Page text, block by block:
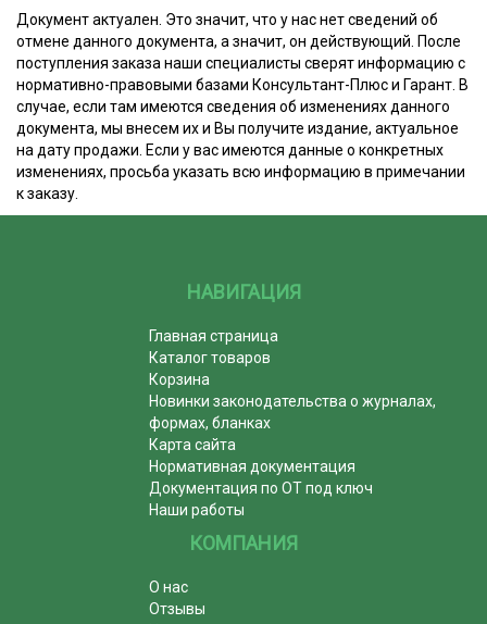
Документ актуален. Это значит, что у нас нет сведений об
отмене данного документа, а значит, он действующий. После
поступления заказа наши специалисты сверят информацию с
нормативно-правовыми базами Консультант-Плюс и Гарант. В
случае, если там имеются сведения об изменениях данного
документа, мы внесем их и Вы получите издание, актуальное
на дату продажи. Если у вас имеются данные о конкретных
изменениях, просьба указать всю информацию в примечании
к заказу.
НАВИГАЦИЯ
Главная страница
Каталог товаров
Корзина
Новинки законодательства о журналах,
формах, бланках
Карта сайта
Нормативная документация
Документация по ОТ под ключ
Наши работы
КОМПАНИЯ
О нас
Отзывы